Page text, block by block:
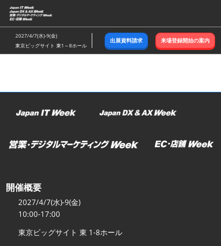
ス
キ
ッ
し
む
2027/4/7(水)-9(金)
東京ビッグサイト 東1～8ホール
出展資料請求 来場登録開始の案内
開催概要
2027/4/7(水)-9(金)
10:00-17:00
東京ビッグサイト 東 1-8ホール